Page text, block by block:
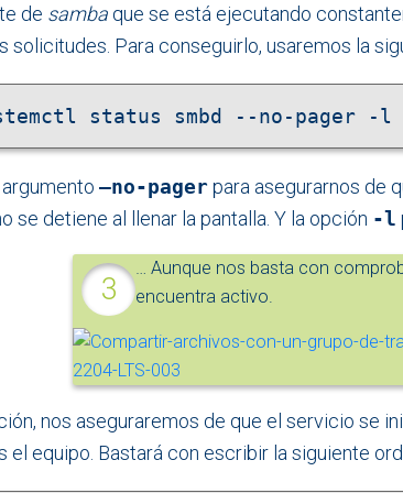
de samba que se está ejecutando
solicitudes. Para conseguirlo, usaremos la
status smbd --no-pager -l
–no-pagerpara asegurarnos de
se detiene al llenar la pantalla. Y la opción -l
… Aunque nos basta con
encuentra activo.
nos aseguraremos de que el servicio se
el equipo. Bastará con escribir la siguiente